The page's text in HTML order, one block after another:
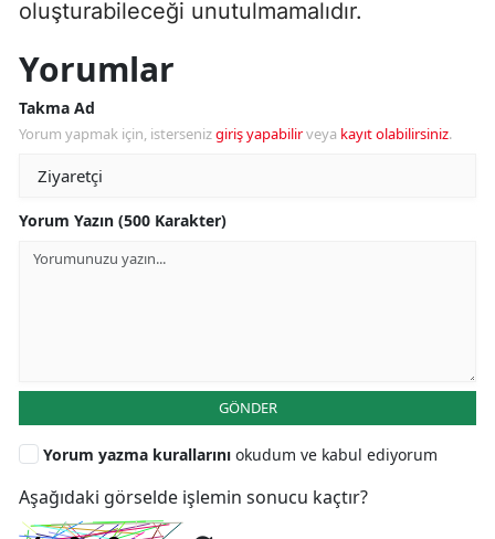
oluşturabileceği unutulmamalıdır.
Yorumlar
Takma Ad
Yorum yapmak için, istersenizgiriş yapabilirveya kayıt olabilirsiniz.
Yorum Yazın (500 Karakter)
GÖNDER
Yorum yazma kurallarını okudum ve kabul ediyorum
Aşağıdaki görselde işlemin sonucu kaçtır?